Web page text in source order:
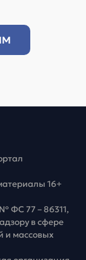
16+
ФС 77 – 86311,
в сфере
и массовых